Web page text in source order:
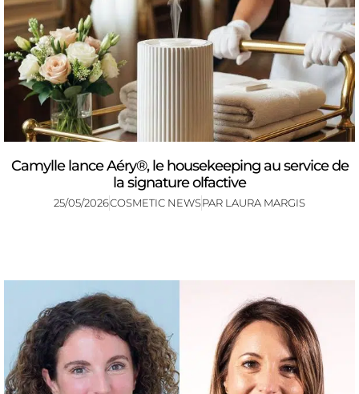
Camylle lance Aéry®, le housekeeping au service de
la signature olfactive
25/05/2026COSMETIC NEWSPAR LAURA MARGIS